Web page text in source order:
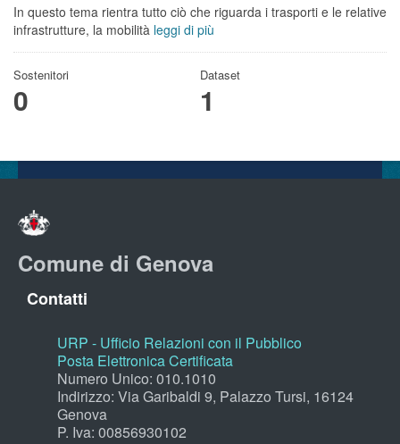
In questo tema rientra tutto ciò che riguarda i trasporti e le relative
infrastrutture, la mobilità leggi di più
Sostenitori
0
Dataset
1
Comune di Genova
Contatti
URP - Ufficio Relazioni con il Pubblico
Posta Elettronica Certificata
Numero Unico: 010.1010
Indirizzo: Via Garibaldi 9, Palazzo Tursi, 16124
Genova
P. Iva: 00856930102